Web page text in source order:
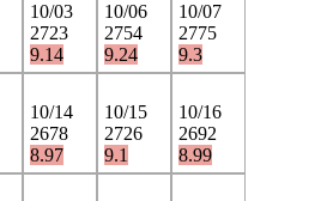
10/03
2723
9.14
10/06
2754
9.24
10/07
2775
9.3
10/14
2678
8.97
10/15
2726
9.1
10/16
2692
8.99